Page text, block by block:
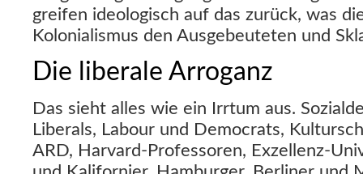
greifen ideologisch auf das zurück, was
Kolonialismus den Ausgebeuteten und
Die liberale Arroganz
Das sieht alles wie ein Irrtum aus.
Liberals, Labour und Democrats,
ARD, Harvard-Professoren, Exzellenz-